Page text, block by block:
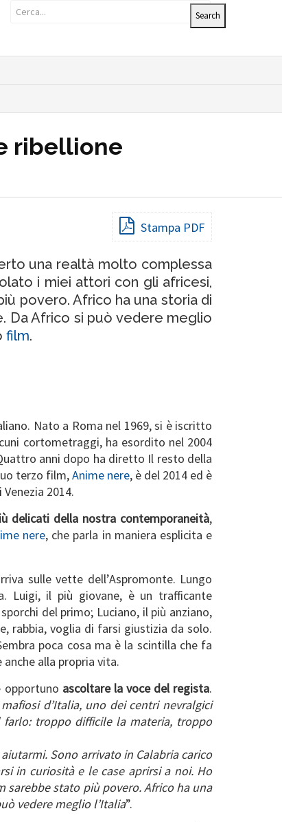
ribellione
Stampa PDF
una realtà molto complessa
i miei attori con gli africesi,
povero. Africo ha una storia di
Da Africo si può vedere meglio
film.
Nato a Roma nel 1969, si è iscritto
cortometraggi, ha esordito nel 2004
anni dopo ha diretto Il resto della
terzo film,Anime nere, è del 2014 ed è
2014.
delicati della nostra contemporaneità,
nere, che parla in maniera esplicita e
sulle vette dell’Aspromonte. Lungo
Luigi, il più giovane, è un trafficante
del primo; Luciano, il più anziano,
rabbia, voglia di farsi giustizia da solo.
poca cosa ma è la scintilla che fa
alla propria vita.
opportuno ascoltare la voce del regista.
d’Italia, uno dei centri nevralgici
troppo difficile la materia, troppo
Sono arrivato in Calabria carico
in curiosità e le case aprirsi a noi. Ho
stato più povero. Africo ha una
vedere meglio l’Italia”.